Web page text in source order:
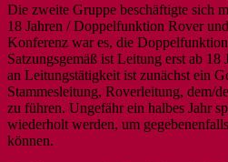
Die zweite Gruppe beschäftigte sich
18 Jahren / Doppelfunktion Rover
Konferenz war es, die
Satzungsgemäß ist Leitung erst ab 18
an Leitungstätigkeit ist zunächst ein
Stammesleitung, Roverleitung, dem/
zu führen. Ungefähr ein halbes Jahr
wiederholt werden, um
können.